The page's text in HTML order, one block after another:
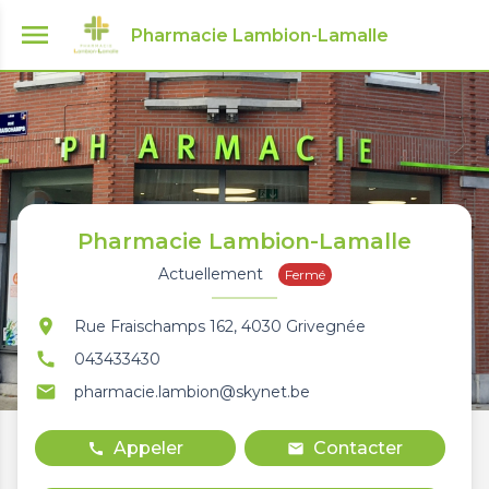
menu Pharmacie Lambion-Lamalle
Pharmacie Lambion-Lamalle
Actuellement Fermé
location_on Rue Fraischamps 162, 4030 Grivegnée
call 043433430
email pharmacie.lambion@skynet.be
call Appeler mail Contacter